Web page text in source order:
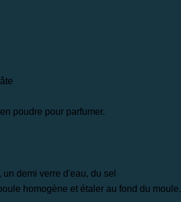
poudre pour parfumer.
demi verre d'eau, du sel
homogène et étaler au fond du moule.